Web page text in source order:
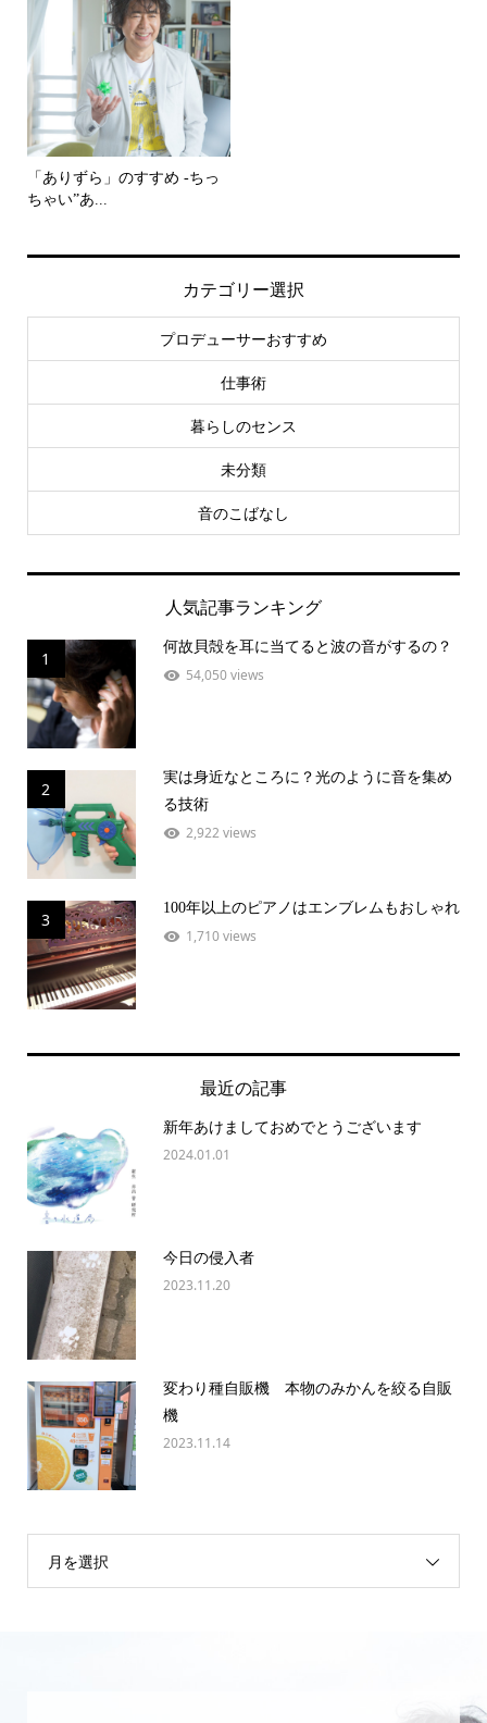
「ありずら」のすすめ -ちっ
ちゃい”あ...
カテゴリー選択
プロデューサーおすすめ
仕事術
暮らしのセンス
未分類
音のこばなし
人気記事ランキング
1
何故貝殻を耳に当てると波の音がするの？
54,050 views
2
実は身近なところに？光のように音を集め
る技術
2,922 views
3
100年以上のピアノはエンブレムもおしゃれ
1,710 views
最近の記事
新年あけましておめでとうございます
2024.01.01
今日の侵入者
2023.11.20
変わり種自販機 本物のみかんを絞る自販
機
2023.11.14
月を選択